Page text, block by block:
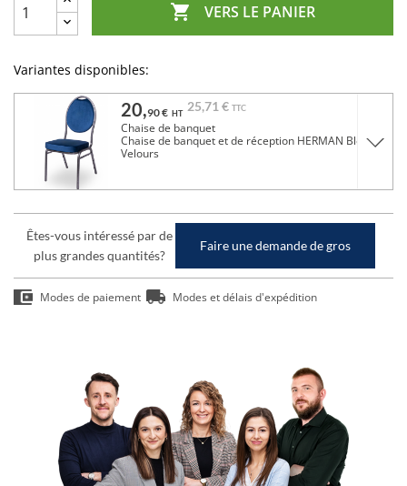
 VERS LE PANIER
Variantes disponibles:
20,90 € HT 25,71 € TTC
Chaise de banquet
Chaise de banquet et de réception HERMAN Bleu
Velours
Êtes-vous intéressé par de
plus grandes quantités?
Faire une demande de gros
Modes de paiement Modes et délais d'expédition